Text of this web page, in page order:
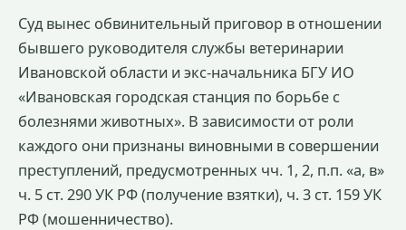
Суд вынес обвинительный приговор в отношении
бывшего руководителя службы ветеринарии
Ивановской области и экс-начальника БГУ ИО
«Ивановская городская станция по борьбе с
болезнями животных». В зависимости от роли
каждого они признаны виновными в совершении
преступлений, предусмотренных чч. 1, 2, п.п. «а, в»
ч. 5 ст. 290 УК РФ (получение взятки), ч. 3 ст. 159 УК
РФ (мошенничество).